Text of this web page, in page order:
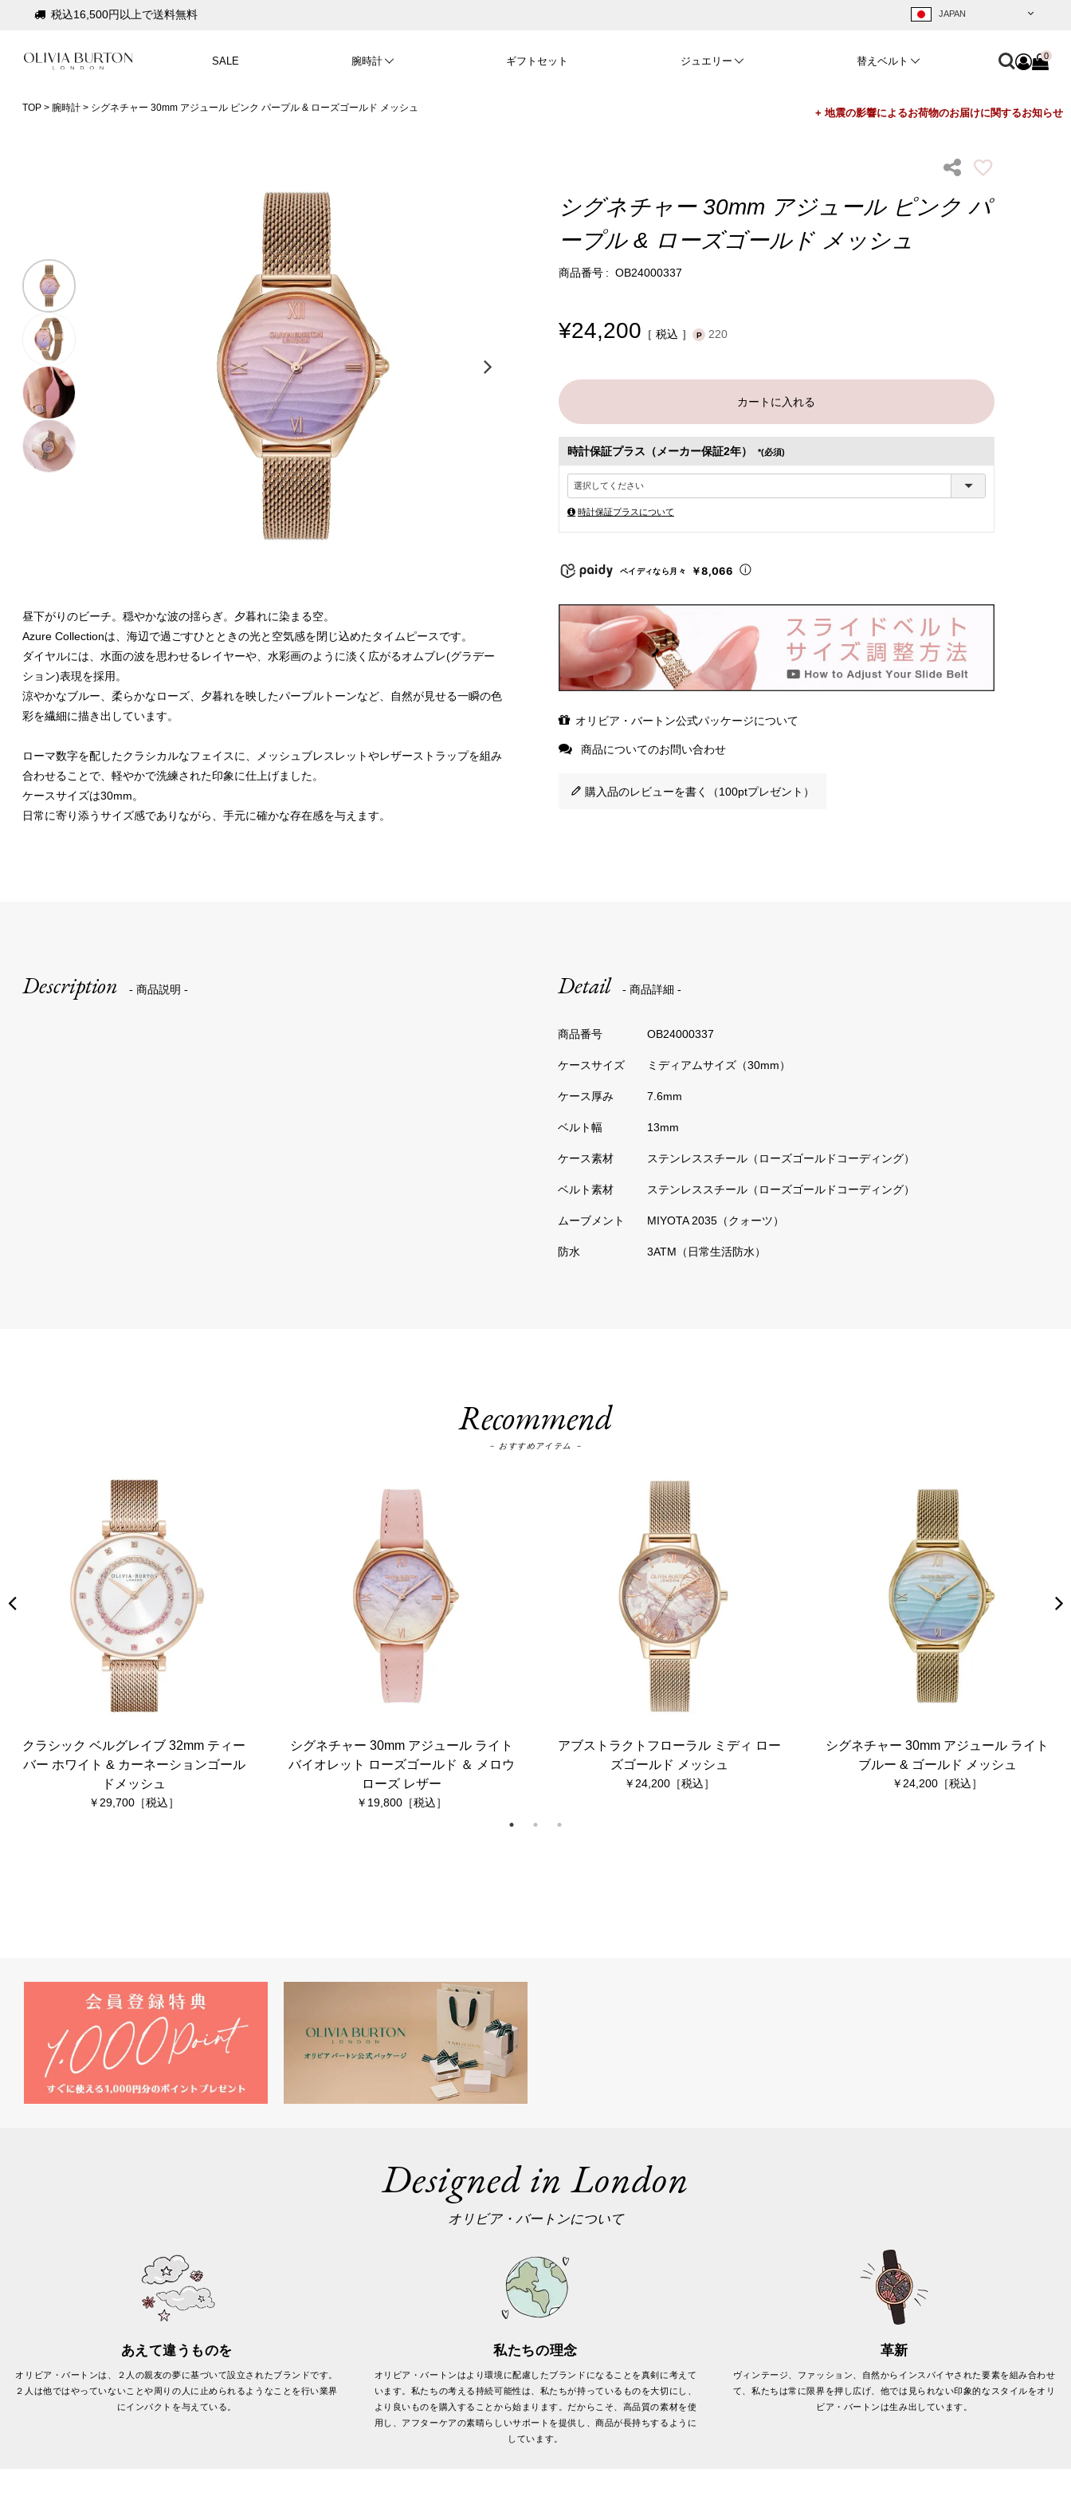
会員登録で1,000円分のポイントプレゼント
税込16,500円以上で送料無料
SALE 腕時計 ギフトセット ジュエリー 替えベルト 0
TOP 腕時計 シグネチャー 30mm アジュール ピンク パープル & ローズゴールド メッシュ
昼下がりのビーチ。穏やかな波の揺らぎ。夕暮れに染まる空。
Azure Collectionは、海辺で過ごすひとときの光と空気感を閉じ込めたタイムピースです。
ダイヤルには、水面の波を思わせるレイヤーや、水彩画のように淡く広がるオムブレ(グラデー
ション)表現を採用。
涼やかなブルー、柔らかなローズ、夕暮れを映したパープルトーンなど、自然が見せる一瞬の色
彩を繊細に描き出しています。
ローマ数字を配したクラシカルなフェイスに、メッシュブレスレットやレザーストラップを組み
合わせることで、軽やかで洗練された印象に仕上げました。
ケースサイズは30mm。
日常に寄り添うサイズ感でありながら、手元に確かな存在感を与えます。
シグネチャー 30mm アジュール ピンク パ
ープル & ローズゴールド メッシュ
商品番号 OB24000337
¥24,200 税込 220
カートに入れる
時計保証プラス（メーカー保証2年） (必須)
時計保証プラスについて
ペイディなら月々 ￥8,066
オリビア・バートン公式パッケージについて
商品についてのお問い合わせ
購入品のレビューを書く（100ptプレゼント）
Description - 商品説明 - Detail - 商品詳細 -
OB24000337
ミディアムサイズ（30mm）
7.6mm
13mm
ステンレススチール（ローズゴールドコーディング）
ステンレススチール（ローズゴールドコーディング）
MIYOTA 2035（クォーツ）
3ATM（日常生活防水）
Recommend
－ おすすめアイテム －
クラシック ベルグレイブ 32mm ティー
バー ホワイト & カーネーションゴール
ドメッシュ
29,700
シグネチャー 30mm アジュール ライト
バイオレット ローズゴールド ＆ メロウ
ローズ レザー
19,800
アブストラクトフローラル ミディ ロー
ズゴールド メッシュ
24,200
シグネチャー 30mm アジュール ライト
ブルー & ゴールド メッシュ
24,200
Designed in London
オリビア・バートンについて
あえて違うものを
オリビア・バートンは、２人の親友の夢に基づいて設立されたブランドです。
２人は他ではやっていないことや周りの人に止められるようなことを行い業界
にインパクトを与えている。
私たちの理念
オリビア・バートンはより環境に配慮したブランドになることを真剣に考えて
います。私たちの考える持続可能性は、私たちが持っているものを大切にし、
より良いものを購入することから始まります。だからこそ、高品質の素材を使
用し、アフターケアの素晴らしいサポートを提供し、商品が長持ちするように
しています。
革新
ヴィンテージ、ファッション、自然からインスパイヤされた要素を組み合わせ
て、私たちは常に限界を押し広げ、他では見られない印象的なスタイルをオリ
ビア・バートンは生み出しています。